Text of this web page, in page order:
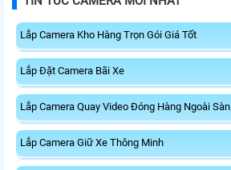
Lắp Camera Kho Hàng Trọn Gói Giá Tốt
Lắp Đặt Camera Bãi Xe
Lắp Camera Quay Video Đóng Hàng Ngoài Sàn
Lắp Camera Giữ Xe Thông Minh